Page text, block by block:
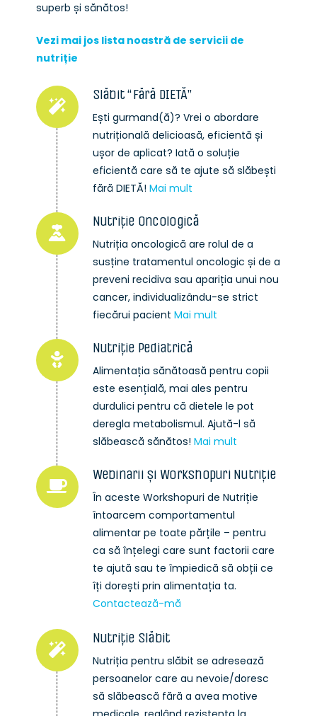
superb și sănătos!
Vezi mai jos lista noastră de servicii de
nutriție
Slăbit “Fără DIETĂ”
Ești gurmand(ă)? Vrei o abordare
nutrițională delicioasă, eficientă și
ușor de aplicat? Iată o soluție
eficientă care să te ajute să slăbești
fără DIETĂ! Mai mult
Nutriție Oncologică
Nutriția oncologică are rolul de a
susține tratamentul oncologic și de a
preveni recidiva sau apariția unui nou
cancer, individualizându-se strict
fiecărui pacient Mai mult
Nutriție Pediatrică
Alimentația sănătoasă pentru copii
este esențială, mai ales pentru
durdulici pentru că dietele le pot
deregla metabolismul. Ajută-l să
slăbească sănătos! Mai mult
Webinarii și Workshopuri Nutriție
În aceste Workshopuri de Nutriție
întoarcem comportamentul
alimentar pe toate părțile – pentru
ca să înțelegi care sunt factorii care
te ajută sau te împiedică să obții ce
îți dorești prin alimentația ta.
Contactează-mă
Nutriție Slăbit
Nutriția pentru slăbit se adresează
persoanelor care au nevoie/doresc
să slăbească fără a avea motive